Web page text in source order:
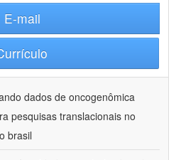
E-mail
dados de oncogenômica
pesquisas translacionais no
brasil